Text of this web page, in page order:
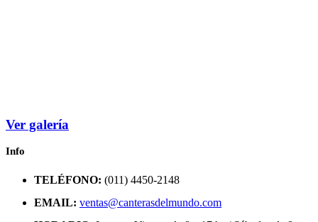
Ver galería
Info
TELÉFONO: (011) 4450-2148
EMAIL: ventas@canterasdelmundo.com